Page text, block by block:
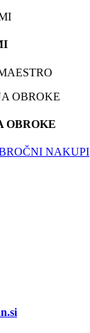
OBROKE
NAKUPI